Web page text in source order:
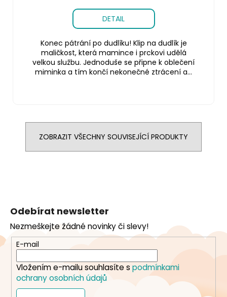
DETAIL
Konec pátrání po dudlíku! Klip na dudlík je
maličkost, která mamince i prckovi udělá
velkou službu. Jednoduše se připne k oblečení
miminka a tím končí nekonečné ztrácení a...
ZOBRAZIT VŠECHNY SOUVISEJÍCÍ PRODUKTY
a
t
Odebírat newsletter
Nezmeškejte žádné novinky či slevy!
E-mail
Vložením e-mailu souhlasíte s podmínkami
ochrany osobních údajů